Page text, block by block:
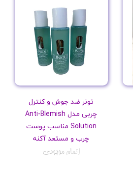
تونر ضد جوش و کنترل
چربی مدل Anti-Blemish
Solution مناسب پوست
چرب و مستعد آکنه
اتمام موجودی